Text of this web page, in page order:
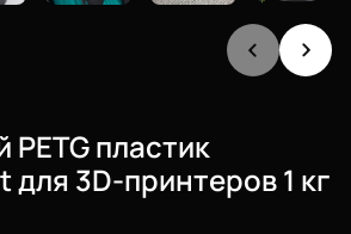
пластик
3D-принтеров 1 кг